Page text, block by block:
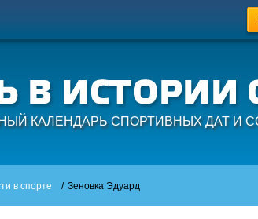
КАЛЕНДАРЬ СПОРТИВНЫХ ДАТ И
в спорте / Зеновка Эдуард